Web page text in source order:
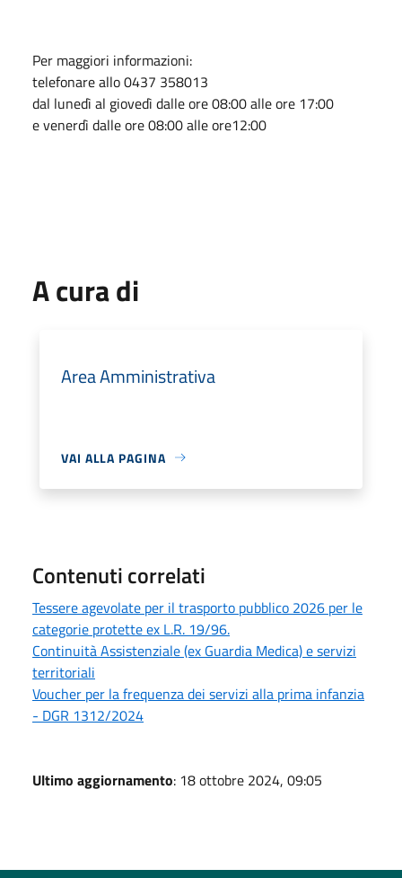
Per maggiori informazioni:
telefonare allo 0437 358013
dal lunedì al giovedì dalle ore 08:00 alle ore 17:00
e venerdì dalle ore 08:00 alle ore12:00
A cura di
Area Amministrativa
VAI ALLA PAGINA
Contenuti correlati
Tessere agevolate per il trasporto pubblico 2026 per le
categorie protette ex L.R. 19/96.
Continuità Assistenziale (ex Guardia Medica) e servizi
territoriali
Voucher per la frequenza dei servizi alla prima infanzia
- DGR 1312/2024
Ultimo aggiornamento: 18 ottobre 2024, 09:05